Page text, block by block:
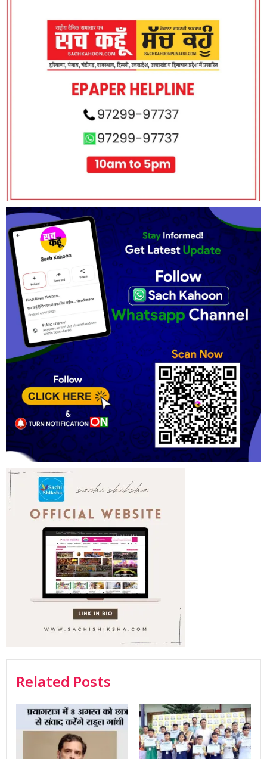
Related Posts